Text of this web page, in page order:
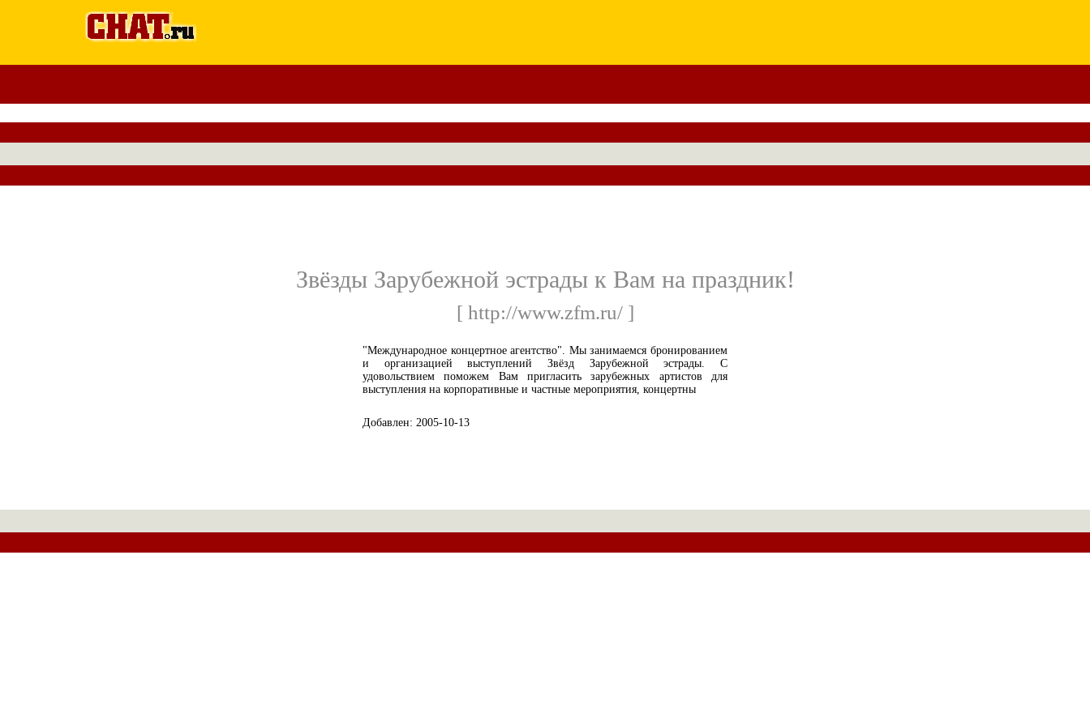
Звёзды Зарубежной эстрады к Вам на праздник!
[ http://www.zfm.ru/ ]
"Международное концертное агентство". Мы занимаемся бронированием
и организацией выступлений Звёзд Зарубежной эстрады. С
удовольствием поможем Вам пригласить зарубежных артистов для
выступления на корпоративные и частные мероприятия, концертны
Добавлен: 2005-10-13